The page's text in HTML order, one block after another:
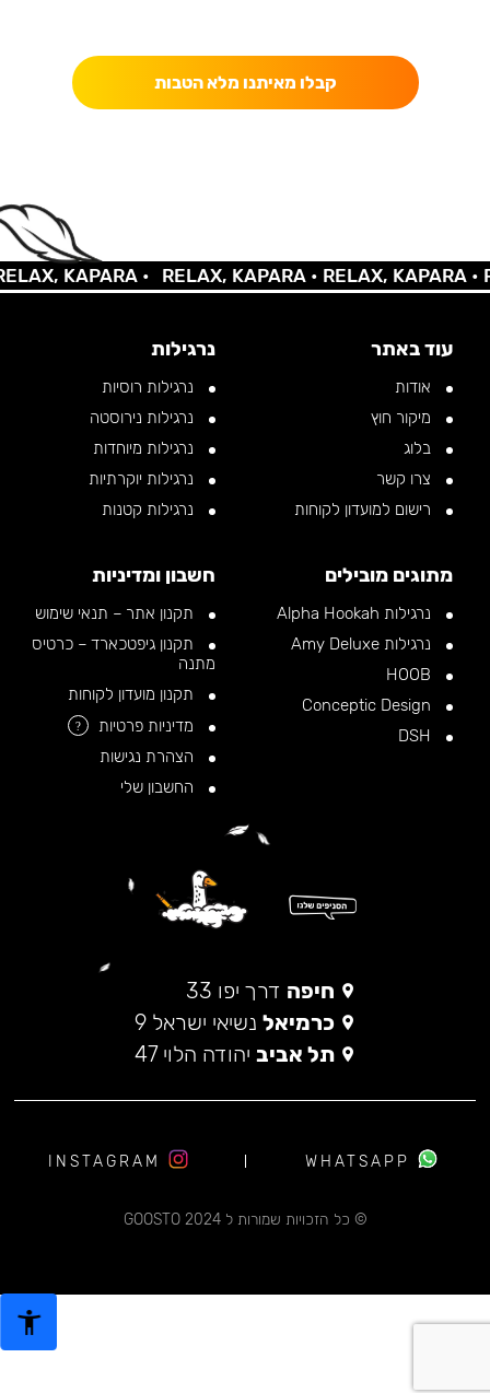
קבלו מאיתנו מלא הטבות
KAPARA • RELAX, KAPARA •RELAX, KAPARA •
עוד באתר
אודות
מיקור חוץ
בלוג
צרו קשר
רישום למועדון לקוחות
נרגילות
נרגילות רוסיות
נרגילות נירוסטה
נרגילות מיוחדות
נרגילות יוקרתיות
נרגילות קטנות
מתוגים מובילים
נרגילות Alpha Hookah
נרגילות Amy Deluxe
חשבון ומדיניות
תקנון אתר – תנאי שימוש
תקנון גיפטכארד – כרטיס
מתנה
תקנון מועדון לקוחות
מדיניות פרטיות
?
הצהרת נגישות
החשבון שלי
חיפה דרך יפו 33
כרמיאל נשיאי ישראל 9
תל אביב יהודה הלוי 47
© כל הזכויות שמורות ל 2024 GOOSTO
WHATSAPP
INSTAGRAM